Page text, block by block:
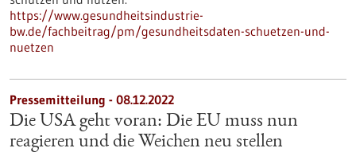
https://www.gesundheitsindustrie-
bw.de/fachbeitrag/pm/gesundheitsdaten-schuetzen-und-
nuetzen
Pressemitteilung - 08.12.2022
Die USA geht voran: Die EU muss nun
reagieren und die Weichen neu stellen